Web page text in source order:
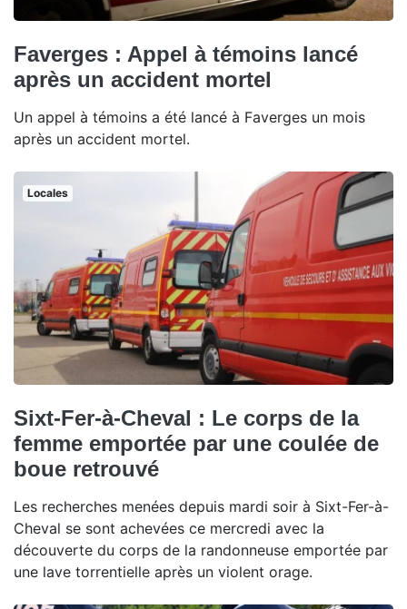
Faverges : Appel à témoins lancé
après un accident mortel
Un appel à témoins a été lancé à Faverges un mois
après un accident mortel.
Locales
Sixt-Fer-à-Cheval : Le corps de la
femme emportée par une coulée de
boue retrouvé
Les recherches menées depuis mardi soir à Sixt-Fer-à-
Cheval se sont achevées ce mercredi avec la
découverte du corps de la randonneuse emportée par
une lave torrentielle après un violent orage.